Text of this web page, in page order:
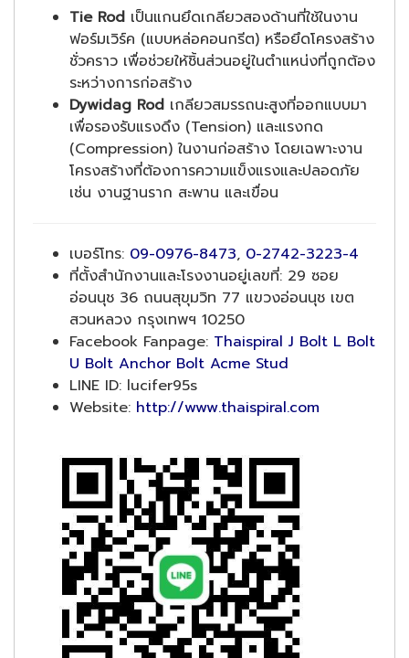
Tie Rod เป็นแกนยึดเกลียวสองด้านที่ใช้ในงาน
ฟอร์มเวิร์ค (แบบหล่อคอนกรีต) หรือยึดโครงสร้าง
ชั่วคราว เพื่อช่วยให้ชิ้นส่วนอยู่ในตำแหน่งที่ถูกต้อง
ระหว่างการก่อสร้าง
Dywidag Rod เกลียวสมรรถนะสูงที่ออกแบบมา
เพื่อรองรับแรงดึง (Tension) และแรงกด
(Compression) ในงานก่อสร้าง โดยเฉพาะงาน
โครงสร้างที่ต้องการความแข็งแรงและปลอดภัย
เช่น งานฐานราก สะพาน และเขื่อน
เบอร์โทร: 09-0976-8473, 0-2742-3223-4
ที่ตั้งสำนักงานและโรงงานอยู่เลขที่: 29 ซอย
อ่อนนุช 36 ถนนสุขุมวิท 77 แขวงอ่อนนุช เขต
สวนหลวง กรุงเทพฯ 10250
Facebook Fanpage: Thaispiral J Bolt L Bolt
U Bolt Anchor Bolt Acme Stud
LINE ID: lucifer95s
Website: http://www.thaispiral.com